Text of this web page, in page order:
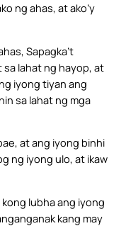
ng ahas, at ako’y
Sapagka’t
sa lahat ng hayop, at
iyong tiyan ang
sa lahat ng mga
at ang iyong binhi
ng iyong ulo, at ikaw
lubha ang iyong
kang may